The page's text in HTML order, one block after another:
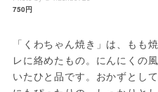
750円
「くわちゃん焼き」は、もも
レに絡めたもの。にんにくの
いたひと品です。おかずとし